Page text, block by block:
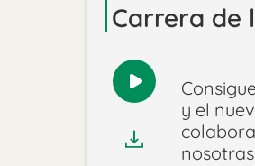
Carrera de
Reproducir
y el